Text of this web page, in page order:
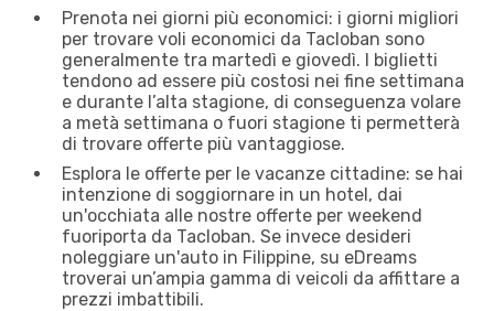
Prenota nei giorni più economici: i giorni migliori
per trovare voli economici da Tacloban sono
generalmente tra martedì e giovedì. I biglietti
tendono ad essere più costosi nei fine settimana
e durante l’alta stagione, di conseguenza volare
a metà settimana o fuori stagione ti permetterà
di trovare offerte più vantaggiose.
Esplora le offerte per le vacanze cittadine: se hai
intenzione di soggiornare in un hotel, dai
un'occhiata alle nostre offerte per weekend
fuoriporta da Tacloban. Se invece desideri
noleggiare un'auto in Filippine, su eDreams
troverai un’ampia gamma di veicoli da affittare a
prezzi imbattibili.